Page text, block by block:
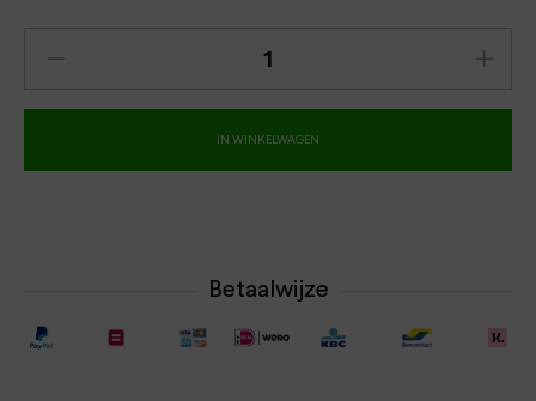
IN WINKELWAGEN
Betaalwijze